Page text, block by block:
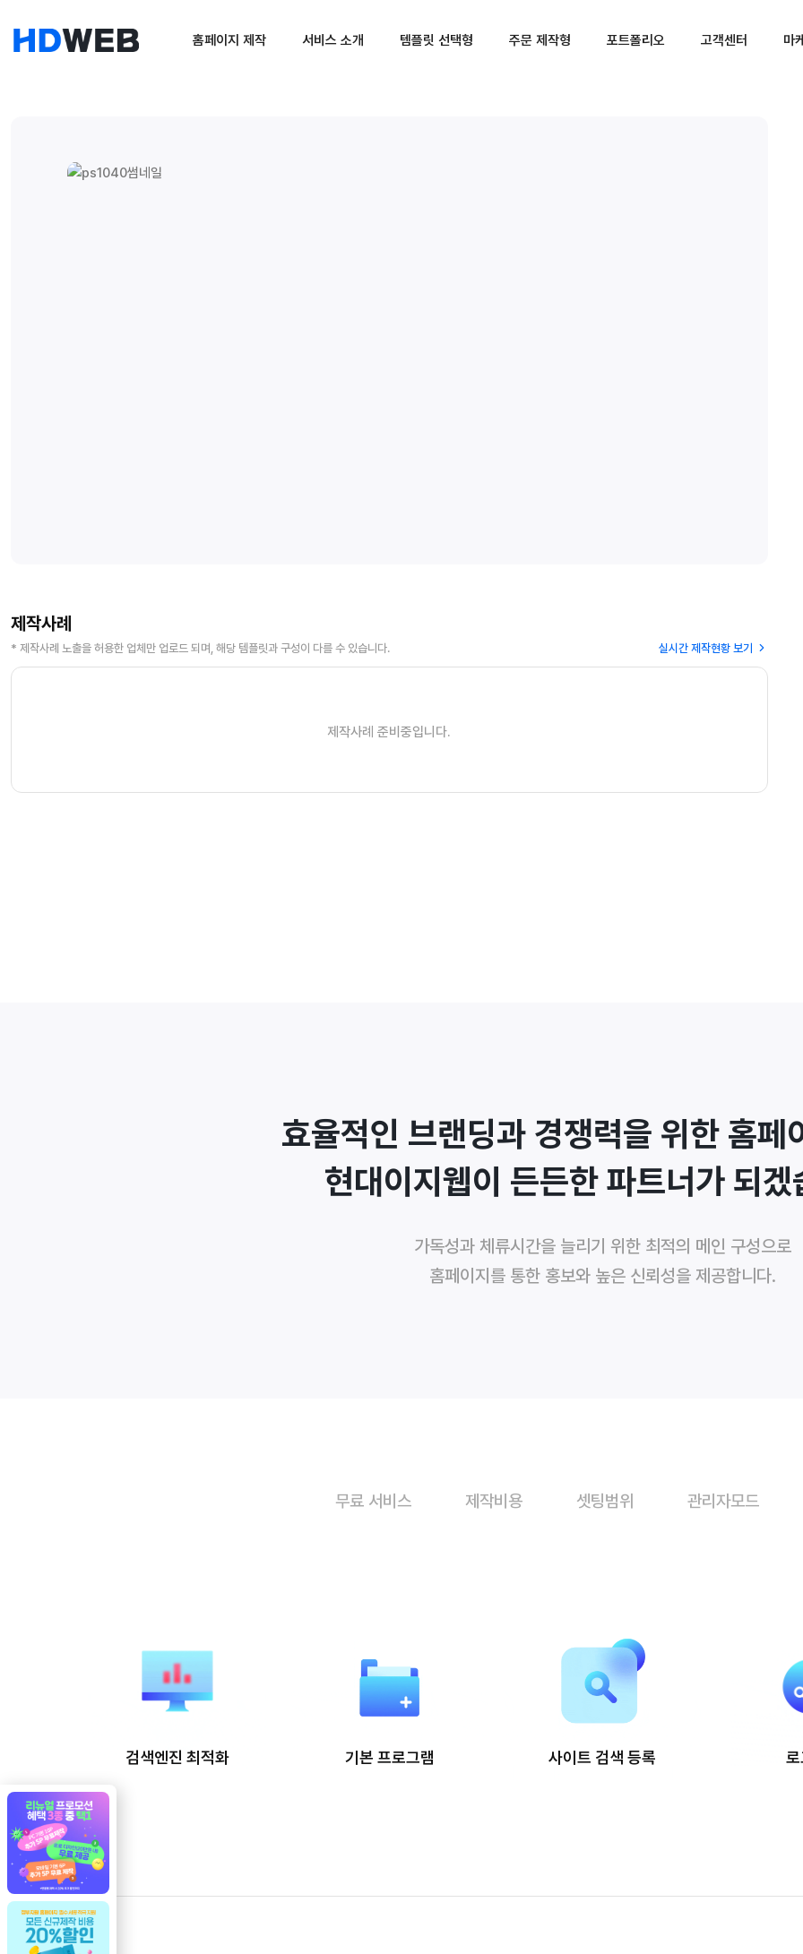
홈페이지 제작 서비스 소개 템플릿 선택형 주문 제작형 포트폴리오 고객센터 마
제작사례
* 제작사례 노출을 허용한 업체만 업로드 되며, 해당 템플릿과 구성이 다를 수 있습니다. 실시간 제작현황 보기
제작사례 준비중입니다.
효율적인 브랜딩과 경쟁력을 위한 홈페
현대이지웹이 든든한 파트너가 되겠
가독성과 체류시간을 늘리기 위한 최적의 메인 구성으로
홈페이지를 통한 홍보와 높은 신뢰성을 제공합니다.
무료 서비스 제작비용 셋팅범위 관리자모드
검색엔진 최적화 기본 프로그램 사이트 검색 등록